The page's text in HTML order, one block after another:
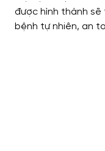
được hình thành
bệnh tự nhiên, an